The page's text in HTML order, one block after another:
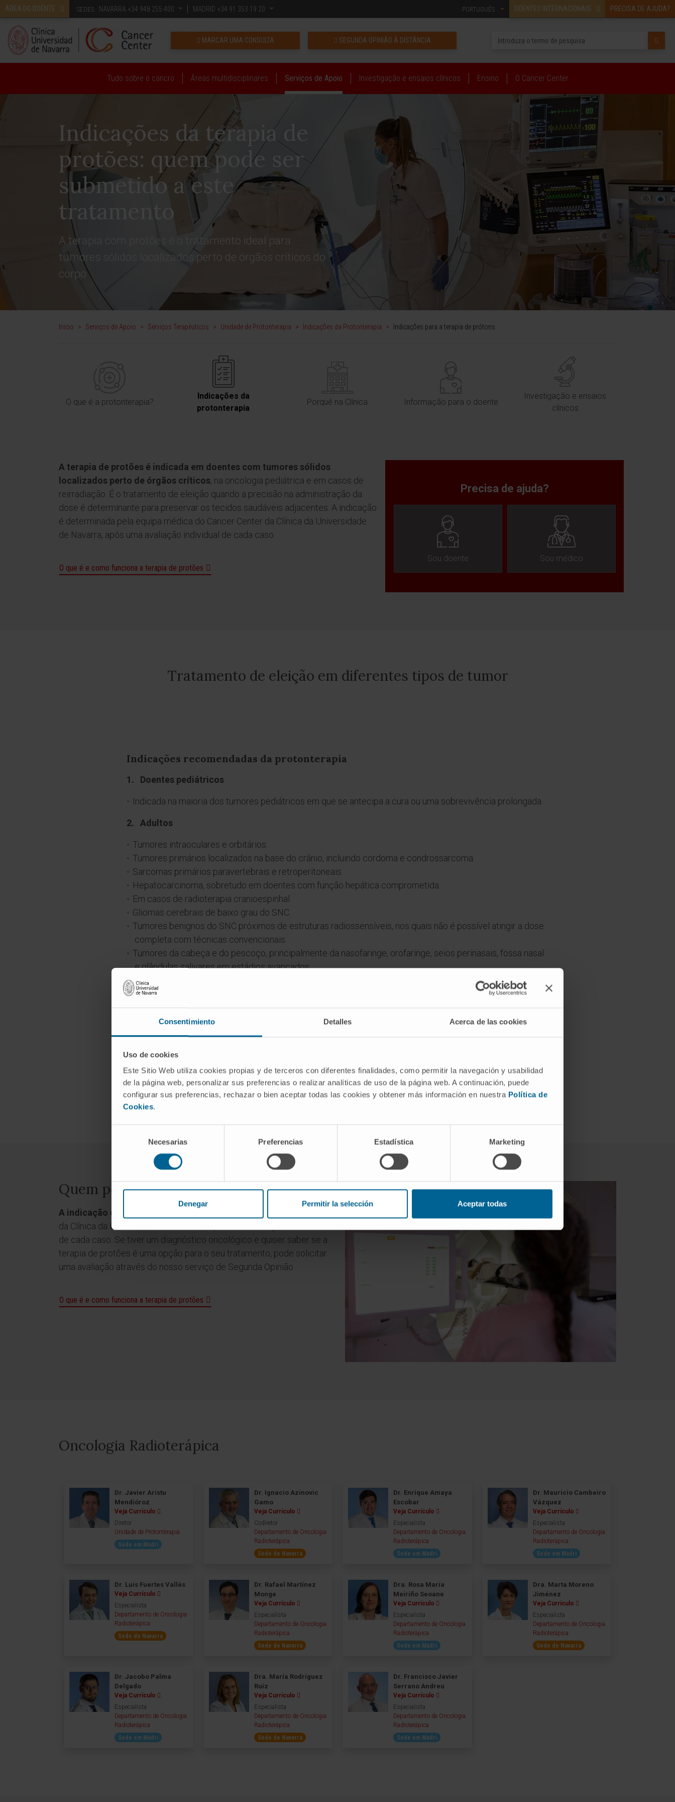
Consentimiento Detalles Acerca de las cookies
Uso de cookies
Este Sitio Web utiliza cookies propias y de terceros con diferentes finalidades, como permitir la navegación y usabilidad
de la página web, personalizar sus preferencias o realizar analíticas de uso de la página web. A continuación, puede
configurar sus preferencias, rechazar o bien aceptar todas las cookies y obtener más información en nuestra Política de
Cookies.
consentimiento
Necesarias Preferencias Estadística Marketing
Denegar Permitir la selección Aceptar todas
ÁREA DO DOENTE SEDES: NAVARRA +34 948 255 400 MADRID +34 91 353 19 20 DOENTES INTERNACIONAIS PRECISA DE AJUDA?
PORTUGUÊS
SEGUNDA OPINIÃO À DISTÂNCIA
MARCAR UMA CONSULTA
Tudo sobre o cancro Áreas multidisciplinares Serviços de Apoio Investigação e ensaios clínicos Ensino O Cancer Center
Indicações da terapia de
protões: quem pode ser
submetido a este
tratamento
A terapia com protões é o tratamento ideal para
tumores sólidos localizados perto de órgãos críticos do
corpo
Inicio > Serviços de Apoio > Serviços Terapêuticos > Unidade de Protonterapia > Indicações da Protonterapia > Indicações para a terapia de prótons
O que é a protonterapia?
Indicações da
protonterapia
Porquê na Clínica Informação para o doente
Investigação e ensaios
clínicos
A terapia de protões é indicada em doentes com tumores sólidos
localizados perto de órgãos críticos, na oncologia pediátrica e em casos de
reirradiação. É o tratamento de eleição quando a precisão na administração da
dose é determinante para preservar os tecidos saudáveis adjacentes. A indicação
é determinada pela equipa médica do Cancer Center da Clínica da Universidade
de Navarra, após uma avaliação individual de cada caso.
O que é e como funciona a terapia de protões
Precisa de ajuda?
Sou doente Sou médico
Tratamento de eleição em diferentes tipos de tumor
Indicações recomendadas da protonterapia
1. Doentes pediátricos
Indicada na maioria dos tumores pediátricos em que se antecipa a cura ou uma sobrevivência prolongada.
2. Adultos
Tumores intraoculares e orbitários.
Tumores primários localizados na base do crânio, incluindo cordoma e condrossarcoma.
Sarcomas primários paravertebrais e retroperitoneais.
Hepatocarcinoma, sobretudo em doentes com função hepática comprometida.
Em casos de radioterapia cranioespinhal.
Gliomas cerebrais de baixo grau do SNC.
Tumores benignos do SNC próximos de estruturas radiossensíveis, nos quais não é possível atingir a dose
completa com técnicas convencionais.
Tumores da cabeça e do pescoço, principalmente da nasofaringe, orofaringe, seios perinasais, fossa nasal
e glândulas salivares em estádios avançados.
Linfomas mediastínicos.
Reirradiação.
Tumores nos quais se observa um benefício dosimétrico e que se encontram em fase de investigação
clínica: cancro da mama, do pulmão, da próstata, ginecológicos e da bexiga.
Quem pode receber terapia de prótons?
A indicação é determinada pela equipa médica
da Clínica da Universidade de Navarra, após uma avaliação individual
de cada caso. Se tiver um diagnóstico oncológico e quiser saber se a
terapia de protões é uma opção para o seu tratamento, pode solicitar
uma avaliação através do nosso serviço de Segunda Opinião.
O que é e como funciona a terapia de protões
Oncologia Radioterápica
Dr. Javier Aristu
Mendióroz
Veja Currículo
Diretor
Unidade de Protonterapia
Sede em Madri
Dr. Ignacio Azinovic
Gamo
Veja Currículo
Codiretor
Departamento de Oncologia
Radioterápica
Sede de Navarra
Dr. Enrique Amaya
Escobar
Veja Currículo
Especialista
Departamento de Oncologia
Radioterápica
Sede em Madri
Dr. Mauricio Cambeiro
Vázquez
Veja Currículo
Especialista
Departamento de Oncologia
Radioterápica
Sede em Madri
Dr. Luis Fuertes Vallés
Veja Currículo
Especialista
Departamento de Oncologia
Radioterápica
Sede de Navarra
Dr. Rafael Martínez
Monge
Veja Currículo
Especialista
Departamento de Oncologia
Radioterápica
Sede de Navarra
Dra. Rosa María
Meiriño Seoane
Veja Currículo
Especialista
Departamento de Oncologia
Radioterápica
Sede em Madri
Dra. Marta Moreno
Jiménez
Veja Currículo
Especialista
Departamento de Oncologia
Radioterápica
Sede de Navarra
Dr. Jacobo Palma
Delgado
Veja Currículo
Especialista
Departamento de Oncologia
Radioterápica
Sede em Madri
Dra. María Rodríguez
Ruiz
Veja Currículo
Especialista
Departamento de Oncologia
Radioterápica
Sede de Navarra
Dr. Francisco Javier
Serrano Andreu
Veja Currículo
Especialista
Departamento de Oncologia
Radioterápica
Sede em Madri